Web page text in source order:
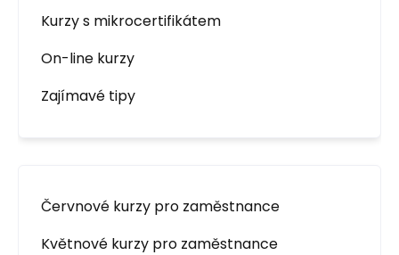
Kurzy s mikrocertifikátem
On-line kurzy
Zajímavé tipy
Červnové kurzy pro zaměstnance
Květnové kurzy pro zaměstnance